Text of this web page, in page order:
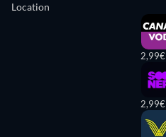
Location
2,99€
2,99€